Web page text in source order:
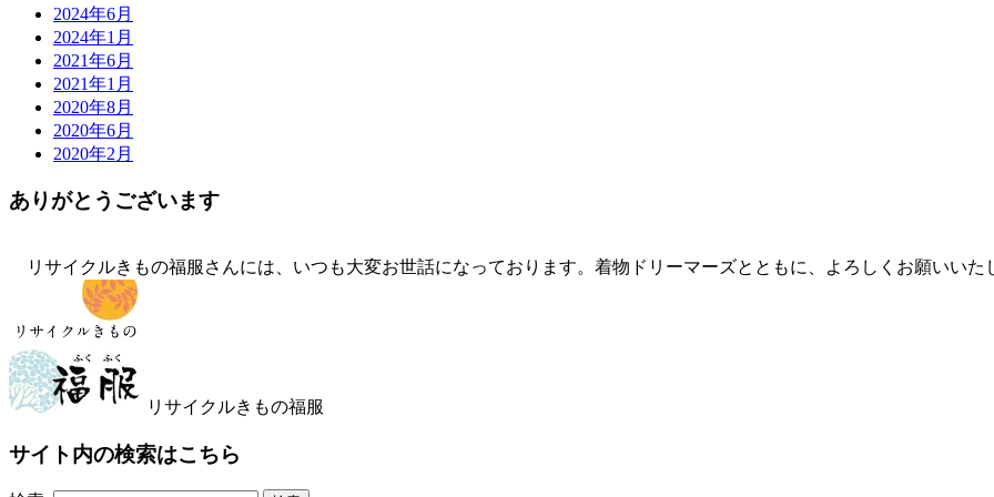
2024年6月
2024年1月
2021年6月
2021年1月
2020年8月
2020年6月
2020年2月
ありがとうございます
リサイクルきもの福服さんには、いつも大変お世話になっております。着物ドリーマーズとともに、よろしくお願いいた
リサイクルきもの福服
サイト内の検索はこちら